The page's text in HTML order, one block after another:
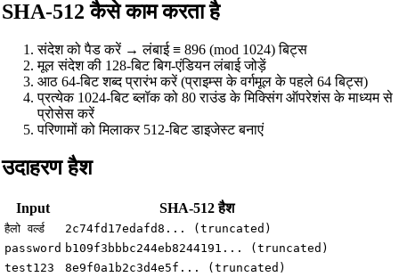
SHA-512 कैसे काम करता है
संदेश को पैड करें → लंबाई ≡ 896 (mod 1024) बिट्स
मूल संदेश की 128-बिट बिग-एंडियन लंबाई जोड़ें
आठ 64-बिट शब्द प्रारंभ करें (प्राइम्स के वर्गमूल के पहले 64 बिट्स)
प्रत्येक 1024-बिट ब्लॉक को 80 राउंड के मिक्सिंग ऑपरेशंस के माध्यम से
प्रोसेस करें
परिणामों को मिलाकर 512-बिट डाइजेस्ट बनाएं
उदाहरण हैश
Input SHA-512 हैश
हैलो वर्ल्ड
2c74fd17edafd8... (truncated)
password b109f3bbbc244eb8244191... (truncated)
test123
8e9f0a1b2c3d4e5f... (truncated)